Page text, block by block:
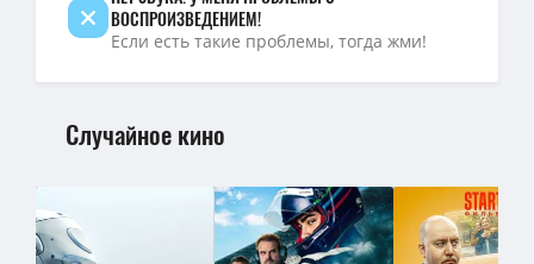
ВОСПРОИЗВЕДЕНИЕМ!
Если есть такие проблемы, тогда жми!
Случайное кино